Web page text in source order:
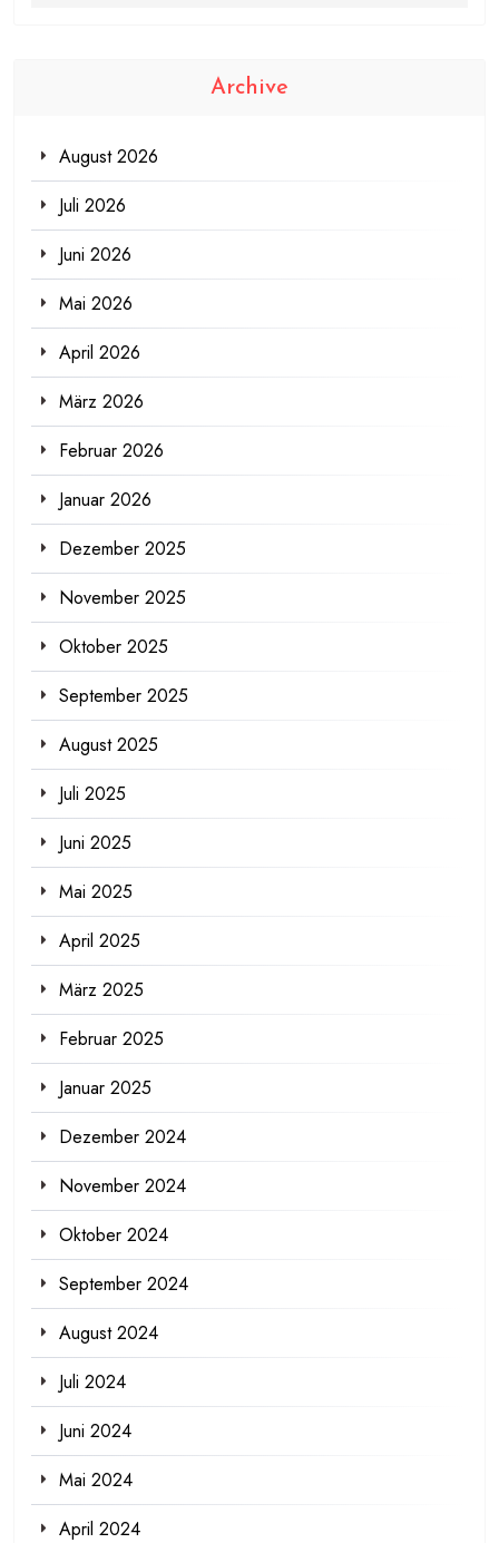
Archive
August 2026
Juli 2026
Juni 2026
Mai 2026
April 2026
März 2026
Februar 2026
Januar 2026
Dezember 2025
November 2025
Oktober 2025
September 2025
August 2025
Juli 2025
Juni 2025
Mai 2025
April 2025
März 2025
Februar 2025
Januar 2025
Dezember 2024
November 2024
Oktober 2024
September 2024
August 2024
Juli 2024
Juni 2024
Mai 2024
April 2024